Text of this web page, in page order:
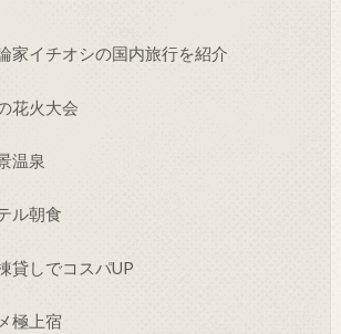
家イチオシの国内旅行を紹介
花火大会
温泉
ル朝食
貸しでコスパUP
極上宿